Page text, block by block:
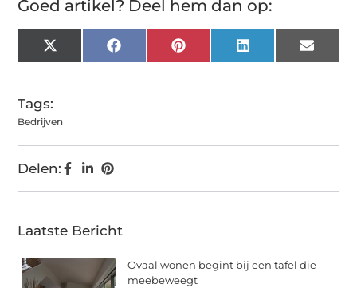
Goed artikel? Deel hem dan op:
X
(Twitter)
FacebookPinterest LinkedIn Email
Tags:
Bedrijven
Delen:
Laatste Bericht
Ovaal wonen begint bij een tafel die
meebeweegt